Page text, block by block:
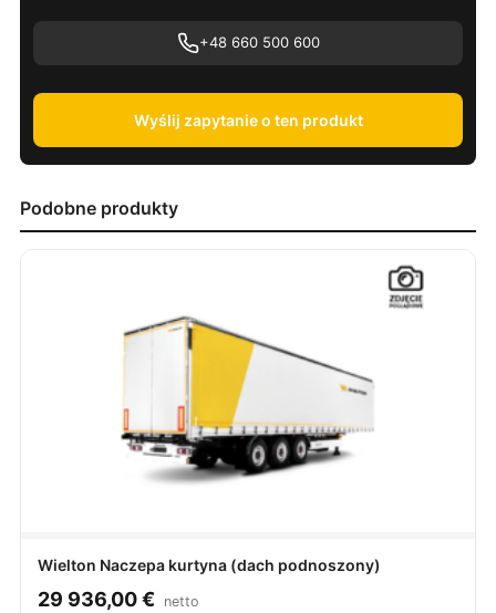
+48 660 500 600
Wyślij zapytanie o ten produkt
Podobne produkty
Wielton Naczepa kurtyna (dach podnoszony)
29 936,00€ netto